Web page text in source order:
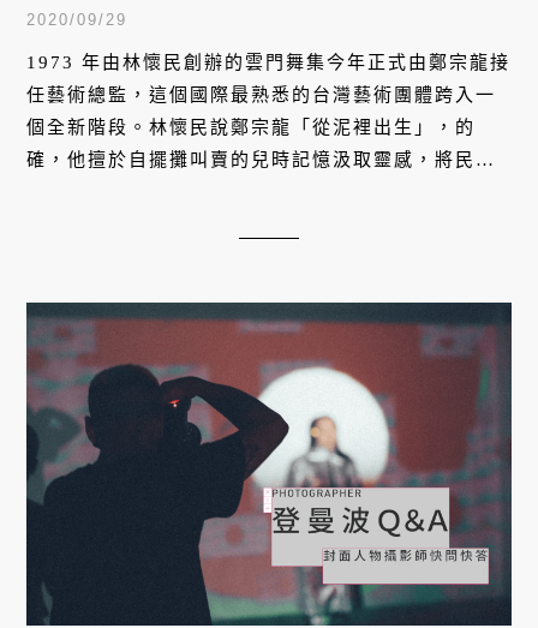
2020/09/29
1973 年由林懷民創辦的雲門舞集今年正式由鄭宗龍接
任藝術總監，這個國際最熟悉的台灣藝術團體跨入一
個全新階段。林懷民說鄭宗龍「從泥裡出生」，的
確，他擅於自擺攤叫賣的兒時記憶汲取靈感，將民間